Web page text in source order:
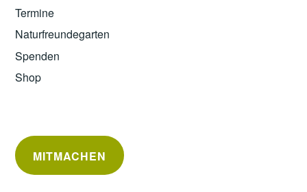
Termine
Naturfreundegarten
Spenden
Shop
MITMACHEN